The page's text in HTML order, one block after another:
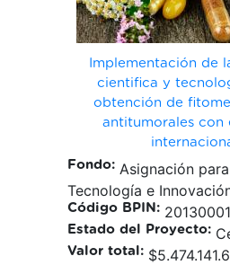
Implementación de
cientifica y
obtención de
antitumorales con
Fondo: Asignación
Tecnología e
Código BPIN:
Estado del Proyecto:
Valor total: